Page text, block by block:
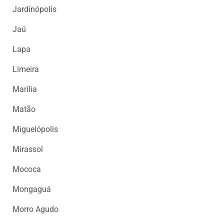
Jardinópolis
Jaú
Lapa
Limeira
Marília
Matão
Miguelópolis
Mirassol
Mococa
Mongaguá
Morro Agudo